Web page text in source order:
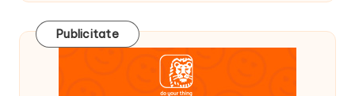
Publicitate